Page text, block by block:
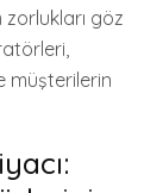
göz
müşterilerin